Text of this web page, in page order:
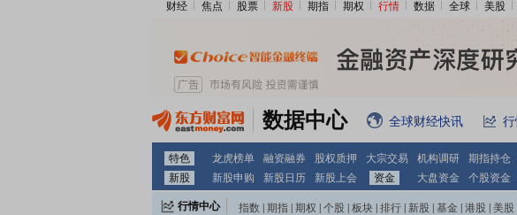
财经 焦点 股票 新股 期指 期权 行情 数据 全球 美股
数据中心 全球财经快讯
特色 龙虎榜单 融资融券 股权质押 大宗交易 机构调研 期指持仓
新股
新股申购 新股日历 新股上会 资金 大盘资金 个股资金
行情中心 指数 期指 期权 个股 板块 排行 新股 基金 港股 美股